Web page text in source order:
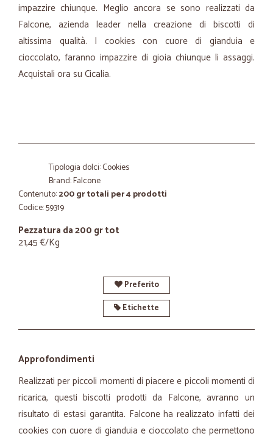
impazzire chiunque. Meglio ancora se sono realizzati da
Falcone, azienda leader nella creazione di biscotti di
altissima qualità. I cookies con cuore di gianduia e
cioccolato, faranno impazzire di gioia chiunque li assaggi.
Acquistali ora su Cicalia.
Tipologia dolci: Cookies
Brand: Falcone
Contenuto:200 gr totali per 4 prodotti
Codice: 59319
Pezzatura da 200 gr tot
21,45 €/Kg
Preferito
Etichette
Approfondimenti
Realizzati per piccoli momenti di piacere e piccoli momenti di
ricarica, questi biscotti prodotti da Falcone, avranno un
risultato di estasi garantita. Falcone ha realizzato infatti dei
cookies con cuore di gianduia e cioccolato che permettono